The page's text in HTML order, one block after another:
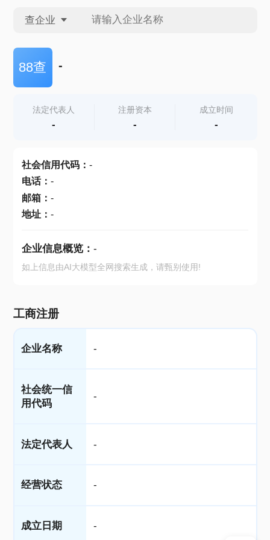
查企业
查企业
查产地
88查 -
法定代表人
-
注册资本
-
成立时间
-
社会信用代码： -
电话： -
邮箱： -
地址： -
企业信息概览： -
如上信息由AI大模型全网搜索生成，请甄别使用!
工商注册
企业名称 -
社会统一信
用代码
-
法定代表人 -
经营状态 -
成立日期 -